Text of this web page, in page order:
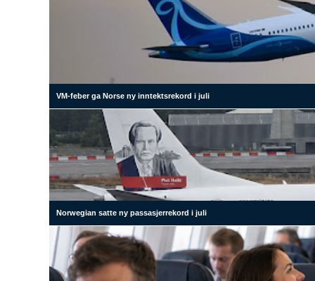
VM-feber ga Norse ny inntektsrekord i juli
Norwegian satte ny passasjerrekord i juli